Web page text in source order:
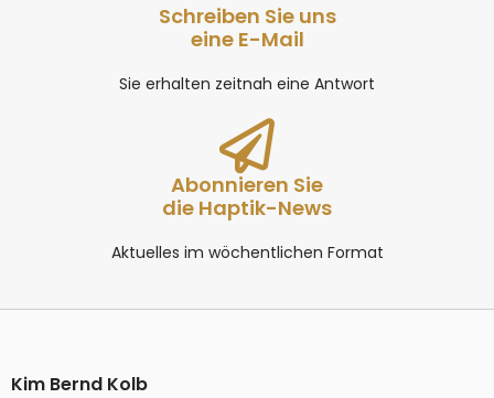
Schreiben Sie uns
eine E-Mail
Sie erhalten zeitnah eine Antwort
Abonnieren Sie
die Haptik-News
Aktuelles im wöchentlichen Format
Kim Bernd Kolb